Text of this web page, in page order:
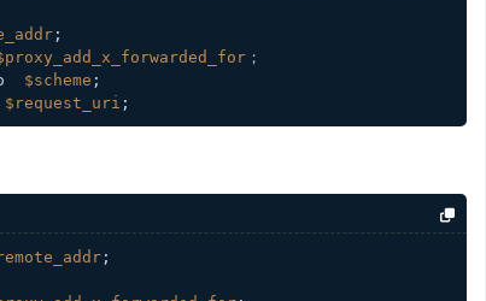
;
；
$scheme ;
$request_uri ;
;